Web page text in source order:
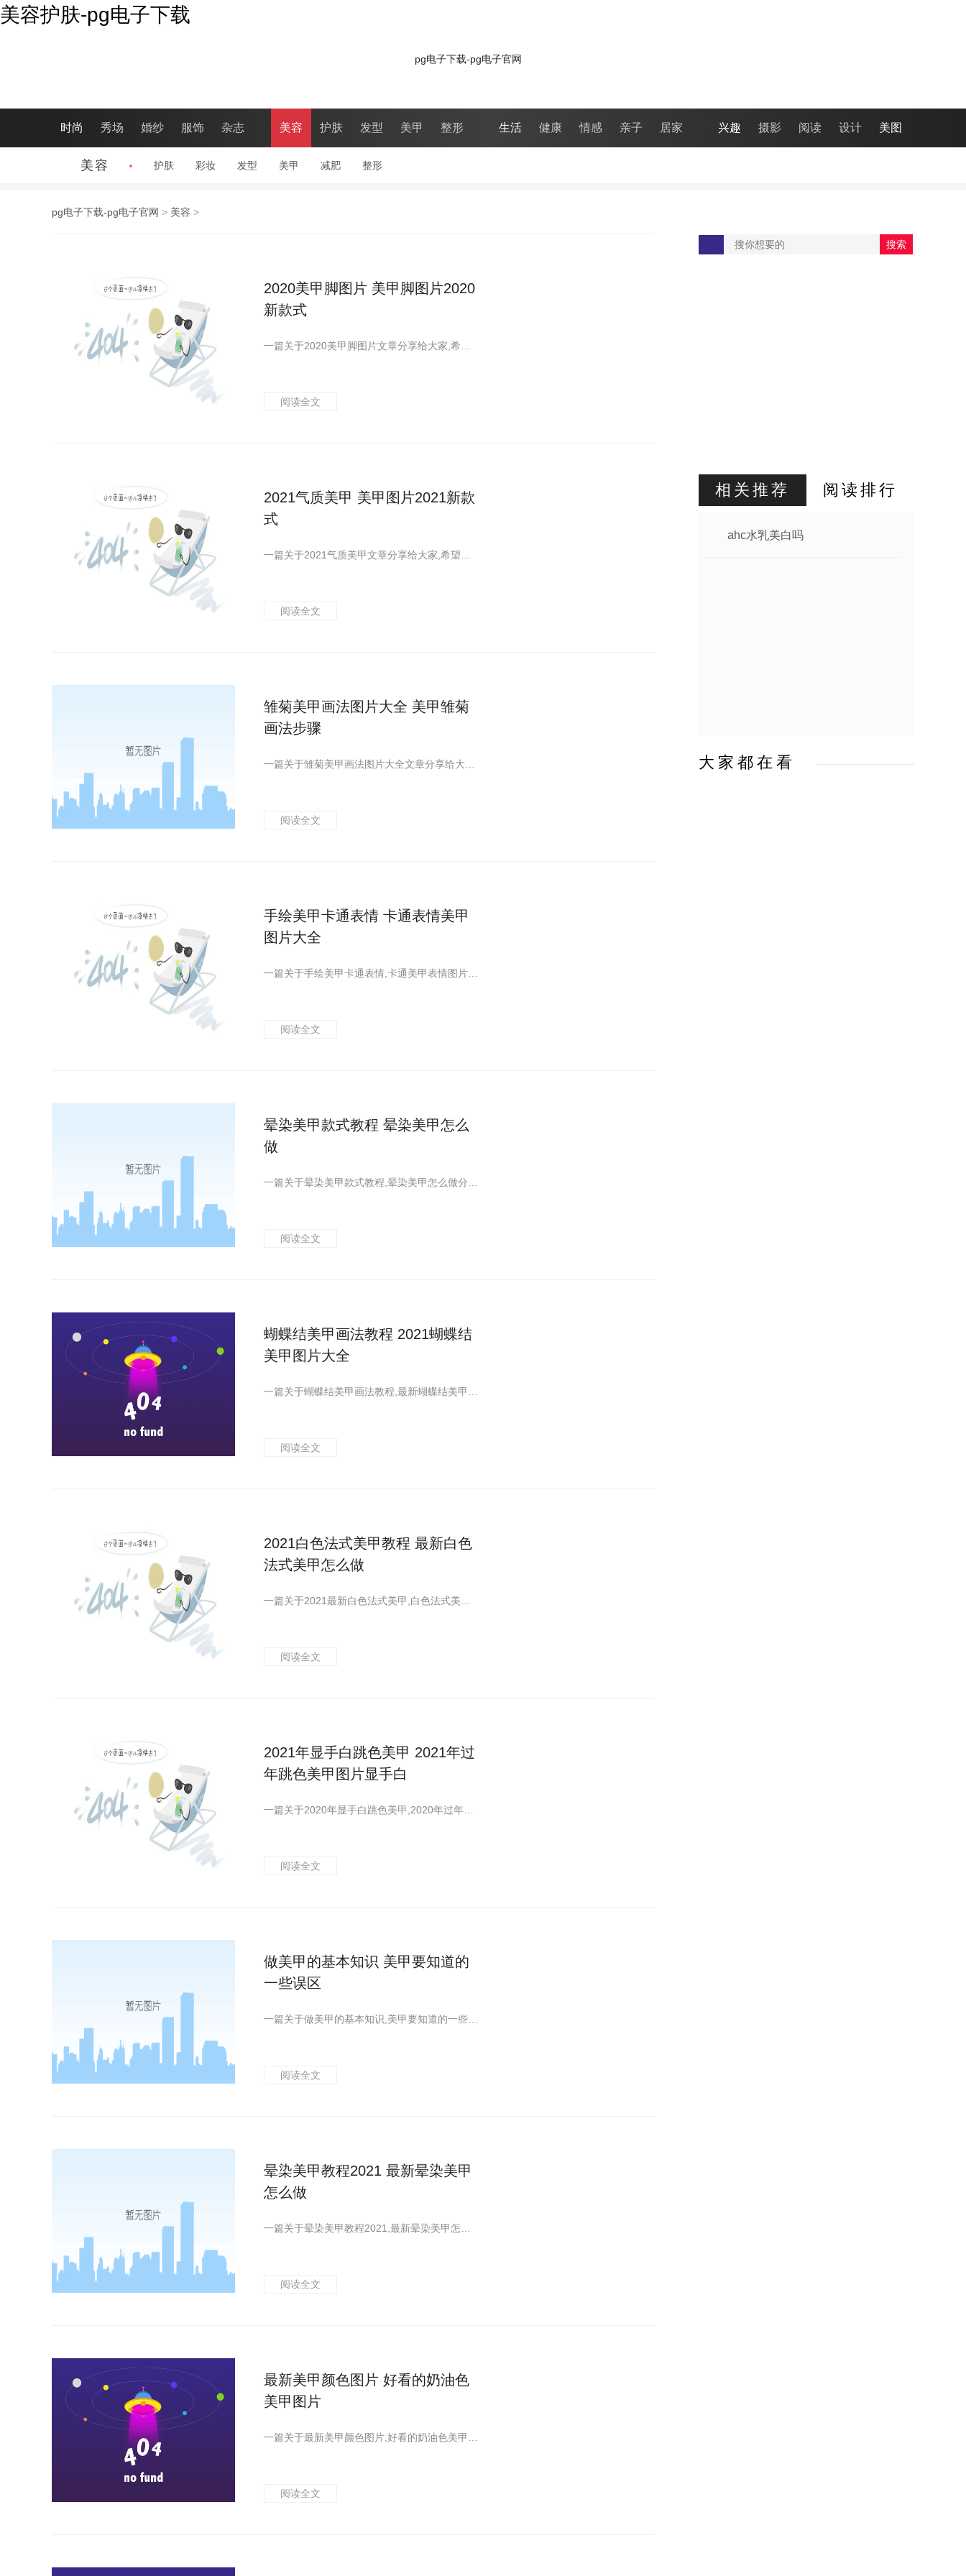
美容护肤-pg电子下载
pg电子下载-pg电子官网
时尚 秀场 婚纱 服饰 杂志 美容 护肤 发型 美甲 整形 生活 健康 情感 亲子 居家 兴趣 摄影 阅读 设计 美图
美容 护肤 彩妆 发型 美甲 减肥 整形
pg电子下载-pg电子官网 > 美容 >
2020美甲脚图片 美甲脚图片2020
新款式
阅读全文
2021气质美甲 美甲图片2021新款
式
阅读全文
雏菊美甲画法图片大全 美甲雏菊
画法步骤
阅读全文
手绘美甲卡通表情 卡通表情美甲
图片大全
阅读全文
晕染美甲款式教程 晕染美甲怎么
做
阅读全文
蝴蝶结美甲画法教程 2021蝴蝶结
美甲图片大全
阅读全文
2021白色法式美甲教程 最新白色
法式美甲怎么做
阅读全文
2021年显手白跳色美甲 2021年过
年跳色美甲图片显手白
阅读全文
做美甲的基本知识 美甲要知道的
一些误区
阅读全文
晕染美甲教程2021 最新晕染美甲
怎么做
阅读全文
最新美甲颜色图片 好看的奶油色
美甲图片
阅读全文
相关推荐 阅读排行
ahc水乳美白吗
大家都在看